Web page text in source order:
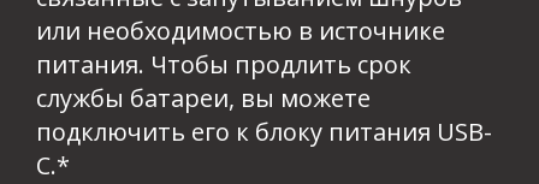
или необходимостью в источнике
питания. Чтобы продлить срок
службы батареи, вы можете
подключить его к блоку питания USB-
C.*​